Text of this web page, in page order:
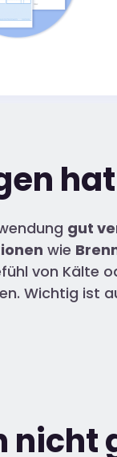
gut
wie
von Kälte
Wichtig ist
nicht